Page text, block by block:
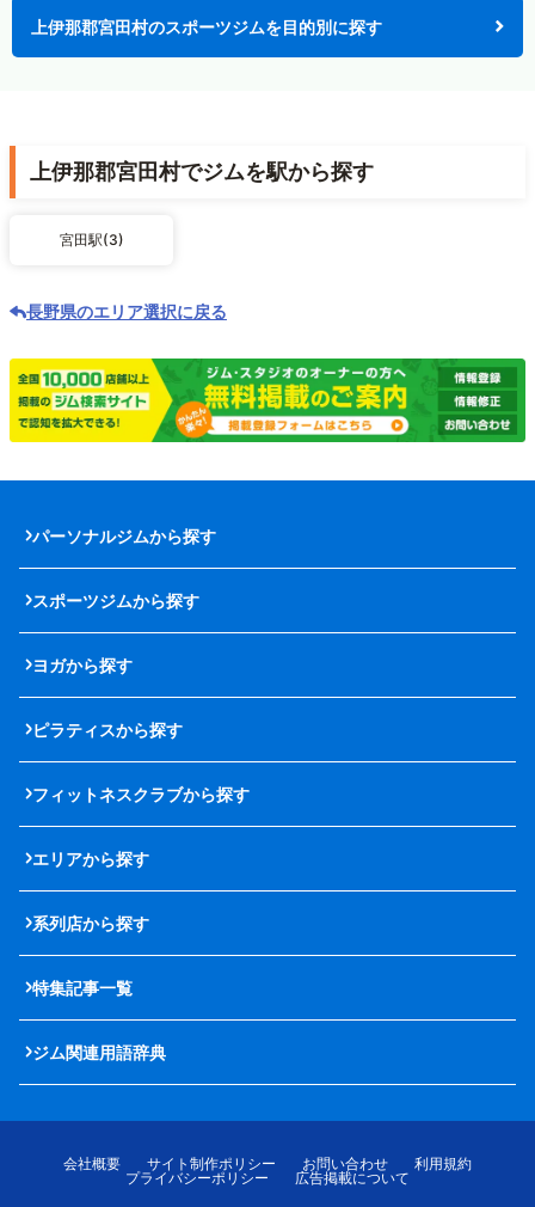
上伊那郡宮田村のスポーツジムを目的別に探す
上伊那郡宮田村でジムを駅から探す
宮田駅(3)
長野県のエリア選択に戻る
パーソナルジムから探す
スポーツジムから探す
ヨガから探す
ピラティスから探す
フィットネスクラブから探す
エリアから探す
系列店から探す
特集記事一覧
ジム関連用語辞典
会社概要 サイト制作ポリシー お問い合わせ
利用規約
プライバシーポリシー
広告掲載について